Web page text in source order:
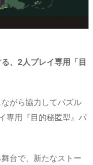
、2人プレイ専用「目
がら協力してパズル
専用『目的秘匿型』パ
台で、新たなストー